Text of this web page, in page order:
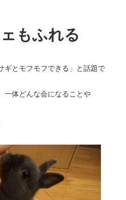
もふれる
ギとモフモフできる」と話題で
一体どんな会になることや